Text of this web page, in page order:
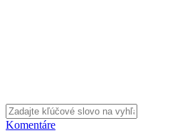
Komentáre